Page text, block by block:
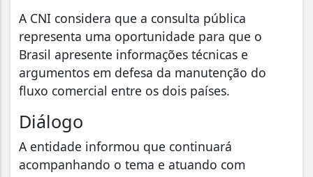
A CNI considera que a consulta pública
representa uma oportunidade para que o
Brasil apresente informações técnicas e
argumentos em defesa da manutenção do
fluxo comercial entre os dois países.
Diálogo
A entidade informou que continuará
acompanhando o tema e atuando com